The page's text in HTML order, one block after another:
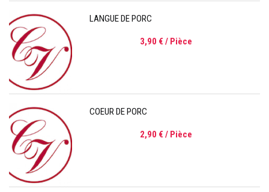
LANGUE DE PORC
3,90 € / Pièce
COEUR DE PORC
2,90 € / Pièce